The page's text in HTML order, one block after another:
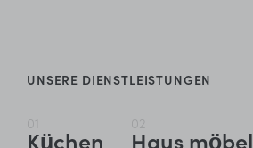
UNSERE DIENSTLEISTUNGEN
01
Küchen
02
Haus möbel